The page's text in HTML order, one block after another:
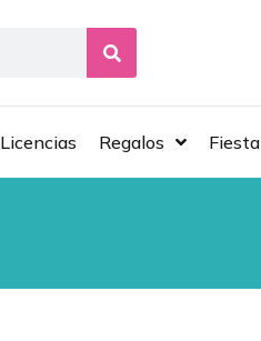
Licencias Regalos Fiesta